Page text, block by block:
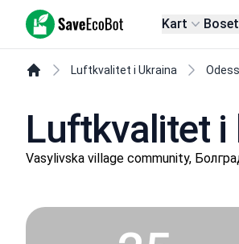
SaveEcoBot Kart
Luftkvalitet i Ukraina
Luftkvalitet i
Vasylivska village community,